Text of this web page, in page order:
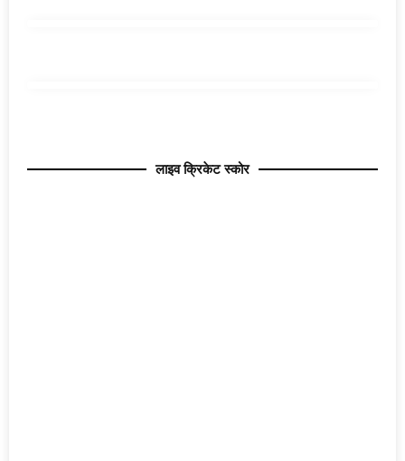
लाइव क्रिकेट स्कोर